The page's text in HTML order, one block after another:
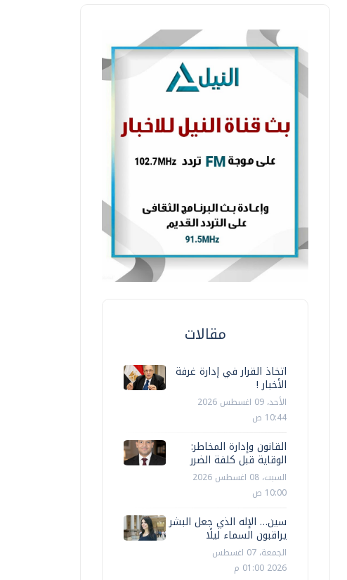
مقالات
اتخاذ القرار في إدارة غرفة
الأخبار !
الأحد، 09 اغسطس 2026
10:44 ص
القانون وإدارة المخاطر:
الوقاية قبل كلفة الضرر
السبت، 08 اغسطس 2026
10:00 ص
سين… الإله الذي جعل البشر
يراقبون السماء ليلًا
الجمعة، 07 اغسطس
2026 01:00 م